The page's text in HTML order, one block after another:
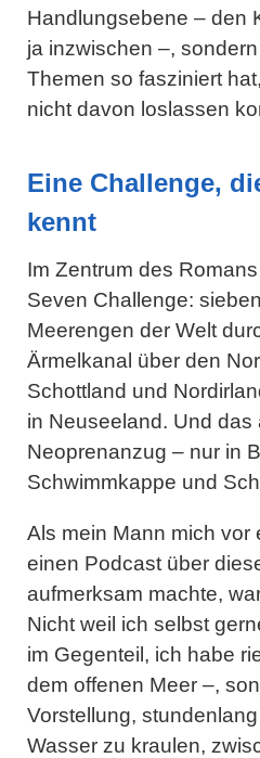
Handlungsebene – den
ja inzwischen –,
Themen so fasziniert
nicht davon loslassen
Eine Challenge,
kennt
Im Zentrum des
Seven Challenge:
Meerengen der Welt
Ärmelkanal über den
Schottland und
in Neuseeland. Und das
Neoprenanzug – nur in
Schwimmkappe und
Als mein Mann mich vor
einen Podcast über
aufmerksam machte,
Nicht weil ich selbst
im Gegenteil, ich habe
dem offenen Meer –,
Vorstellung,
Wasser zu kraulen,